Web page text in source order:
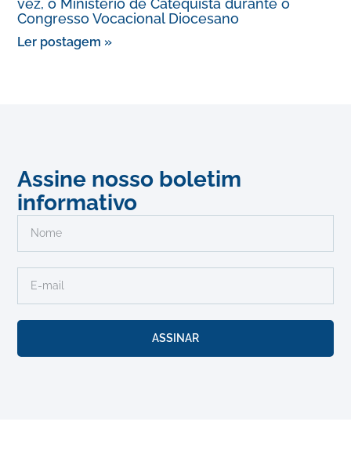
vez, o Ministério de Catequista durante o
Congresso Vocacional Diocesano
Ler postagem »
Assine nosso boletim
informativo
ASSINAR